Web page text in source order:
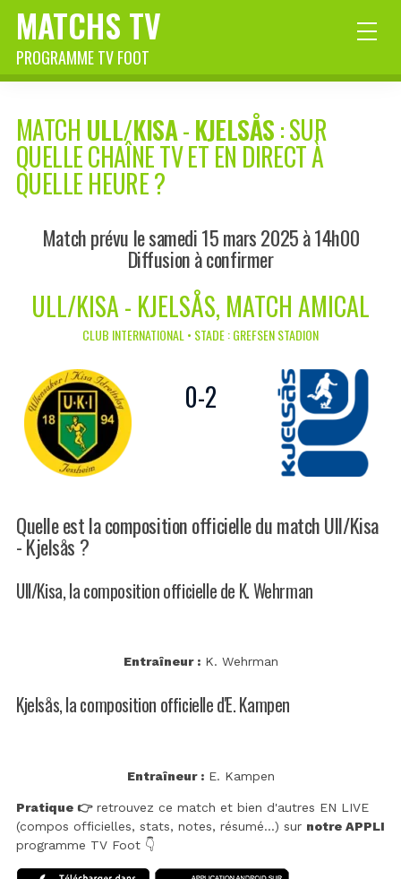
MATCHS TV
PROGRAMME TV FOOT
MATCH ULL/KISA-KJELSÅS: SUR
QUELLE CHAÎNE TV ET EN DIRECT À
QUELLE HEURE ?
Match prévu le samedi 15 mars 2025 à 14h00
Diffusion à confirmer
ULL/KISA - KJELSÅS, MATCH AMICAL
CLUB INTERNATIONAL • STADE : GREFSEN STADION
0-2
Quelle est la composition officielle du match Ull/Kisa
- Kjelsås ?
Ull/Kisa, la composition officielle de K. Wehrman
Entraîneur :K. Wehrman
Kjelsås, la composition officielle d'E. Kampen
Entraîneur :E. Kampen
Pratique 👉retrouvez ce match et bien d'autres EN LIVE
(compos officielles, stats, notes, résumé...) sur notre APPLI
programme TV Foot 👇